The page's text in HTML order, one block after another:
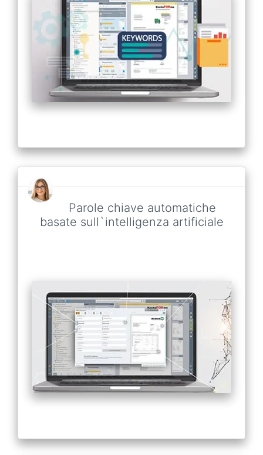
Parole chiave automatiche
basate sull`intelligenza artificiale